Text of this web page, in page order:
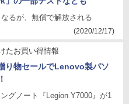
なるが、無償で解放される
(2020/12/17)
たお買い得情報
り物セールでLenovo製パソ
グノート『Legion Y7000』が1